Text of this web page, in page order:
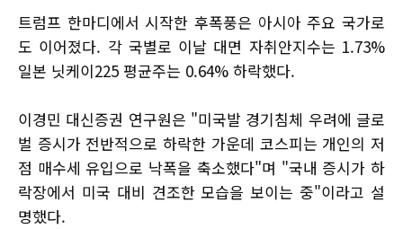
트럼프 한마디에서 시작한 후폭풍은 아시아 주요 국가로
도 이어졌다. 각 국별로 이날 대면 자취안지수는 1.73%
일본 닛케이225 평균주는 0.64% 하락했다.
이경민 대신증권 연구원은 "미국발 경기침체 우려에 글로
벌 증시가 전반적으로 하락한 가운데 코스피는 개인의 저
점 매수세 유입으로 낙폭을 축소했다"며 "국내 증시가 하
락장에서 미국 대비 견조한 모습을 보이는 중"이라고 설
명했다.